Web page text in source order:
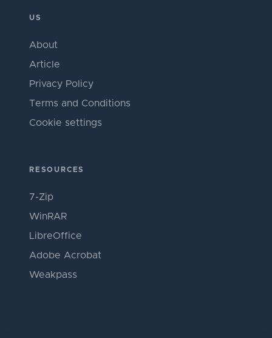
US
About
Article
Privacy Policy
Terms and Conditions
Cookie settings
RESOURCES
7-Zip
WinRAR
LibreOffice
Adobe Acrobat
Weakpass